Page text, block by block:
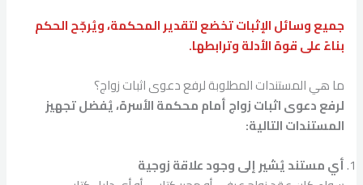
جميع وسائل الإثبات تخضع لتقدير المحكمة، ويُرجّح الحكم
بناءً على قوة الأدلة وترابطها.
ما هي المستندات المطلوبة لرفع دعوى اثبات زواج؟
لرفع دعوى اثبات زواج أمام محكمة الأسرة، يُفضل تجهيز
المستندات التالية:
أي مستند يُشير إلى وجود علاقة زوجية